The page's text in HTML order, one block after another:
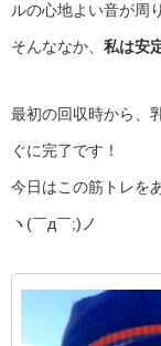
ルの心地よい音が周
そんななか、 私は安
最初の回収時から、
ぐに完了です！
今日はこの筋トレを
ヽ(￣д￣;)ノ